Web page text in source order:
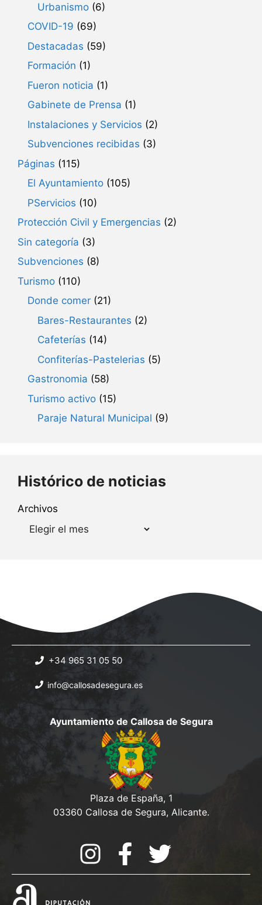
Urbanismo (6)
COVID-19 (69)
Destacadas (59)
Formación (1)
Fueron noticia (1)
Gabinete de Prensa (1)
Instalaciones y Servicios (2)
Subvenciones recibidas (3)
Páginas (115)
El Ayuntamiento (105)
PServicios (10)
Protección Civil y Emergencias (2)
Sin categoría (3)
Subvenciones (8)
Turismo (110)
Donde comer (21)
Bares-Restaurantes (2)
Cafeterías (14)
Confiterías-Pastelerias (5)
Gastronomia (58)
Turismo activo (15)
Paraje Natural Municipal (9)
Histórico de noticias
Archivos
+34 965 31 05 50
info@callosadesegura.es
Ayuntamiento de Callosa de Segura
Plaza de España, 1
03360 Callosa de Segura, Alicante.